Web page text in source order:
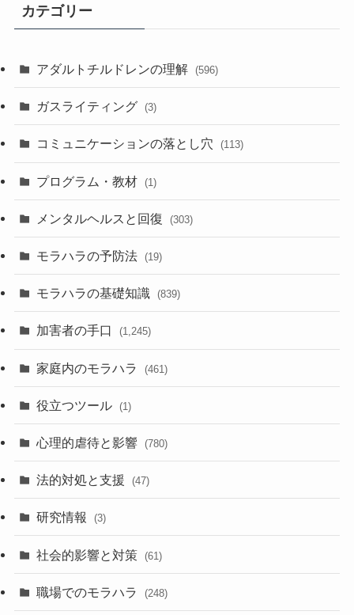
カテゴリー
アダルトチルドレンの理解 (596)
ガスライティング (3)
コミュニケーションの落とし穴 (113)
プログラム・教材 (1)
メンタルヘルスと回復 (303)
モラハラの予防法 (19)
モラハラの基礎知識 (839)
加害者の手口 (1,245)
家庭内のモラハラ (461)
役立つツール (1)
心理的虐待と影響 (780)
法的対処と支援 (47)
研究情報 (3)
社会的影響と対策 (61)
職場でのモラハラ (248)